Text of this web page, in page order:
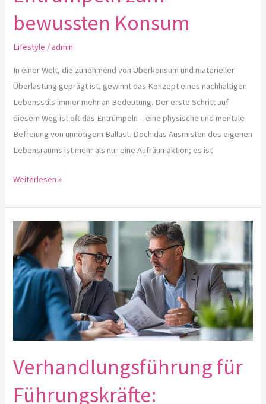
bewussten Konsum
Lifestyle /admin
In einer Welt, die zunehmend von Überkonsum und materieller
Überlastung geprägt ist, gewinnt das Konzept eines nachhaltigen
Lebensstils immer mehr an Bedeutung. Der erste Schritt auf
diesem Weg ist oft das Entrümpeln – eine physische und mentale
Befreiung von unnötigem Ballast. Doch das Ausmisten des eigenen
Lebensraums ist mehr als nur eine Aufräumaktion; es ist
Weiterlesen »
Verhandlungsführung für
Führungskräfte:
Verhandlungsführung
für
Führungskräfte:
Strategien
und
Fallstricke